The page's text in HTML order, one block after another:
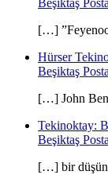
Beşiktaş
[…]
Hürser
Beşiktaş
[…] John
Tekinoktay:
Beşiktaş
[…] bir